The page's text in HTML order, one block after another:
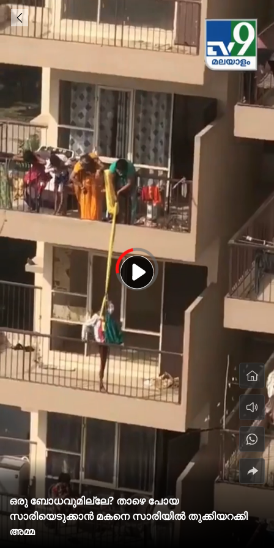
ഒരു ബോധവുമില്ലേ? താഴെ പോയ
സാരിയെടുക്കാൻ മകനെ സാരിയിൽ തുക്കിയറക്കി
അമ്മ